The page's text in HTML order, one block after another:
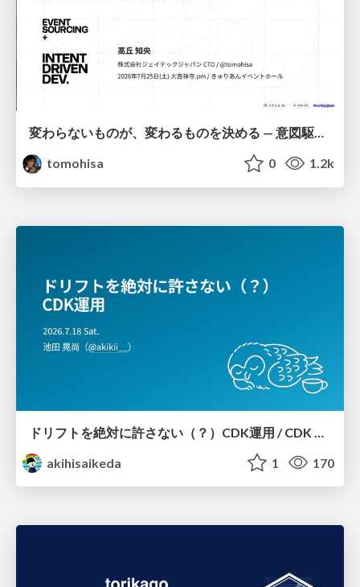
変わらないものが、変わるものを決める — 意図駆動開発 × イベントソーシング × イミュータブル | What Doesn't Change Decides What Can — IDD × Event Sourcing × Immutability
tomohisa
0 1.2k
akihisaikeda
1 170